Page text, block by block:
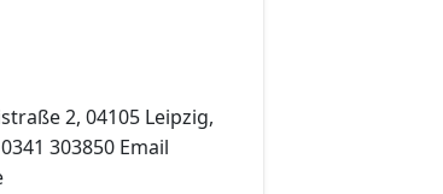
2, 04105 Leipzig,
303850 Email